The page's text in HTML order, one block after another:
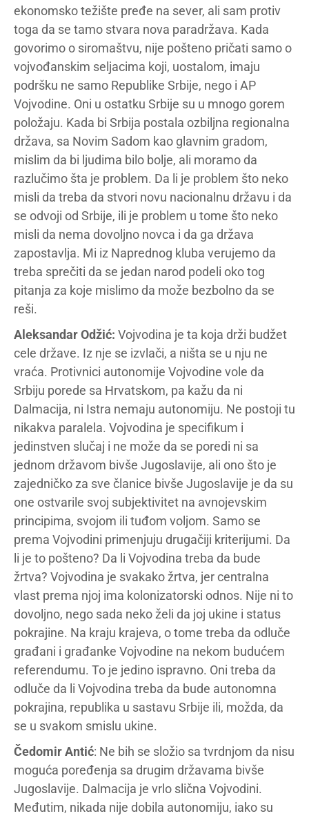
ekonomsko težište pređe na sever, ali sam protiv
toga da se tamo stvara nova paradržava. Kada
govorimo o siromaštvu, nije pošteno pričati samo o
vojvođanskim seljacima koji, uostalom, imaju
podršku ne samo Republike Srbije, nego i AP
Vojvodine. Oni u ostatku Srbije su u mnogo gorem
položaju. Kada bi Srbija postala ozbiljna regionalna
država, sa Novim Sadom kao glavnim gradom,
mislim da bi ljudima bilo bolje, ali moramo da
razlučimo šta je problem. Da li je problem što neko
misli da treba da stvori novu nacionalnu državu i da
se odvoji od Srbije, ili je problem u tome što neko
misli da nema dovoljno novca i da ga država
zapostavlja. Mi iz Naprednog kluba verujemo da
treba sprečiti da se jedan narod podeli oko tog
pitanja za koje mislimo da može bezbolno da se
reši.
Aleksandar Odžić: Vojvodina je ta koja drži budžet
cele države. Iz nje se izvlači, a ništa se u nju ne
vraća. Protivnici autonomije Vojvodine vole da
Srbiju porede sa Hrvatskom, pa kažu da ni
Dalmacija, ni Istra nemaju autonomiju. Ne postoji tu
nikakva paralela. Vojvodina je specifikum i
jedinstven slučaj i ne može da se poredi ni sa
jednom državom bivše Jugoslavije, ali ono što je
zajedničko za sve članice bivše Jugoslavije je da su
one ostvarile svoj subjektivitet na avnojevskim
principima, svojom ili tuđom voljom. Samo se
prema Vojvodini primenjuju drugačiji kriterijumi. Da
li je to pošteno? Da li Vojvodina treba da bude
žrtva? Vojvodina je svakako žrtva, jer centralna
vlast prema njoj ima kolonizatorski odnos. Nije ni to
dovoljno, nego sada neko želi da joj ukine i status
pokrajine. Na kraju krajeva, o tome treba da odluče
građani i građanke Vojvodine na nekom budućem
referendumu. To je jedino ispravno. Oni treba da
odluče da li Vojvodina treba da bude autonomna
pokrajina, republika u sastavu Srbije ili, možda, da
se u svakom smislu ukine.
Čedomir Antić: Ne bih se složio sa tvrdnjom da nisu
moguća poređenja sa drugim državama bivše
Jugoslavije. Dalmacija je vrlo slična Vojvodini.
Međutim, nikada nije dobila autonomiju, iako su